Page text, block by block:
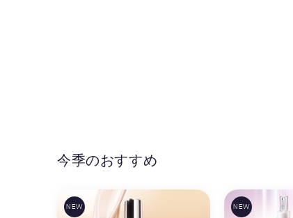
今季のおすすめ